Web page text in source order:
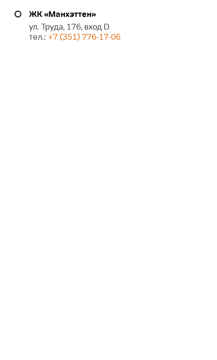
ЖК «Манхэттен»
ул. Труда, 176, вход D
тел.: +7 (351) 776-17-06